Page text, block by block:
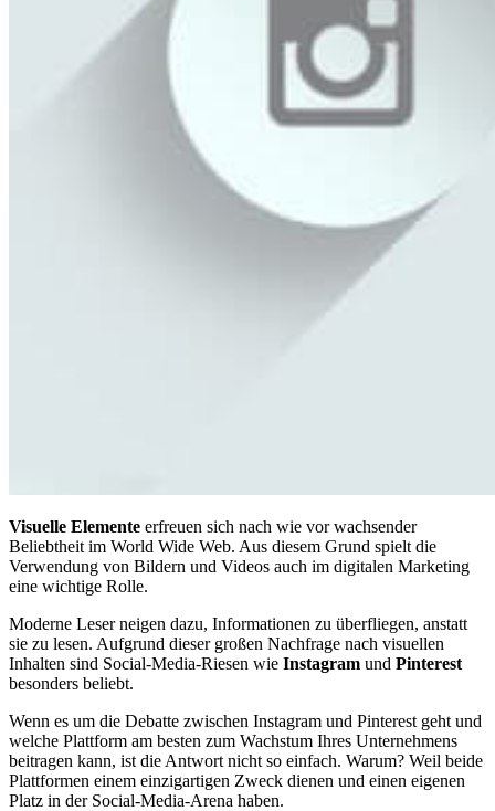
Visuelle Elemente erfreuen sich nach wie vor wachsender
Beliebtheit im World Wide Web. Aus diesem Grund spielt die
Verwendung von Bildern und Videos auch im digitalen Marketing
eine wichtige Rolle.
Moderne Leser neigen dazu, Informationen zu überfliegen, anstatt
sie zu lesen. Aufgrund dieser großen Nachfrage nach visuellen
Inhalten sind Social-Media-Riesen wie Instagram und Pinterest
besonders beliebt.
Wenn es um die Debatte zwischen Instagram und Pinterest geht und
welche Plattform am besten zum Wachstum Ihres Unternehmens
beitragen kann, ist die Antwort nicht so einfach. Warum? Weil beide
Plattformen einem einzigartigen Zweck dienen und einen eigenen
Platz in der Social-Media-Arena haben.